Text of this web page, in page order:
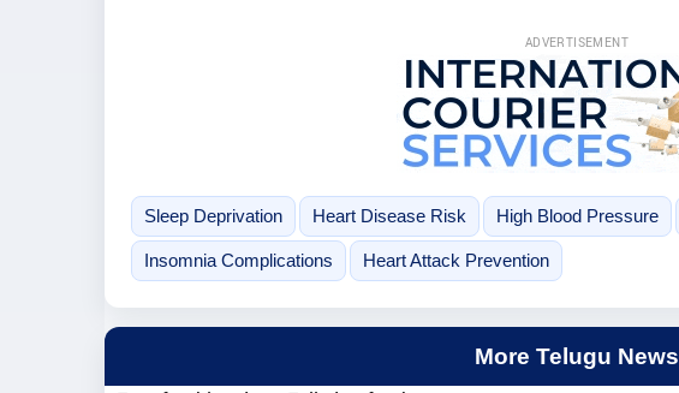
ADVERTISEMENT
Sleep Deprivation Heart Disease Risk High Blood Pressure
Insomnia Complications Heart Attack Prevention
More Telugu News